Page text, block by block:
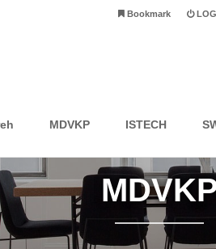
Bookmark
MDVKP ISTECH